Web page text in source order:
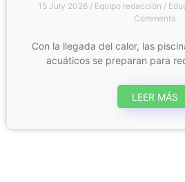
15 July 2026 / Equipo redacción /
Comments
Con la llegada del calor, las
acuáticos se preparan para
LEER MÁS